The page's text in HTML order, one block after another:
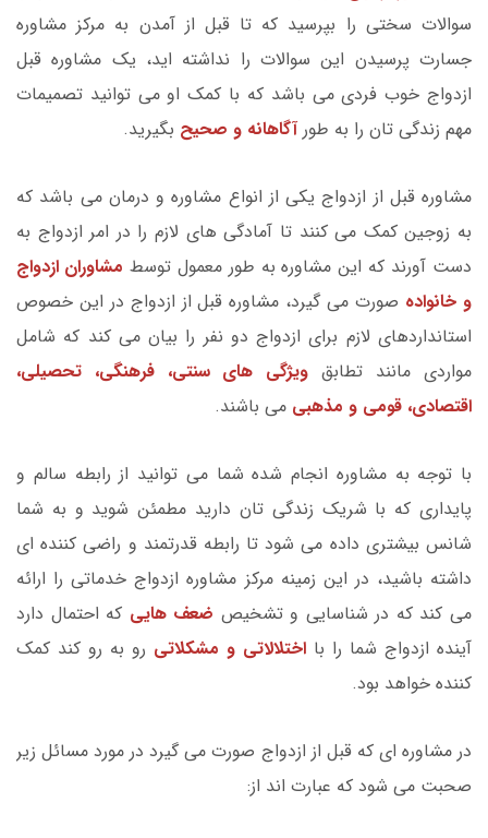
سوالات سختی را بپرسید که تا قبل از آمدن به مرکز مشاوره
جسارت پرسیدن این سوالات را نداشته اید، یک مشاوره قبل
ازدواج خوب فردی می باشد که با کمک او می توانید تصمیمات
مهم زندگی تان را به طور آگاهانه و صحیح بگیرید.
مشاوره قبل از ازدواج یکی از انواع مشاوره و درمان می باشد که
به زوجین کمک می کنند تا آمادگی های لازم را در امر ازدواج به
دست آورند که این مشاوره به طور معمول توسط مشاوران ازدواج
و خانواده صورت می گیرد، مشاوره قبل از ازدواج در این خصوص
استانداردهای لازم برای ازدواج دو نفر را بیان می کند که شامل
مواردی مانند تطابق ویژگی های سنتی، فرهنگی، تحصیلی،
اقتصادی، قومی و مذهبی می باشند.
با توجه به مشاوره انجام شده شما می توانید از رابطه سالم و
پایداری که با شریک زندگی تان دارید مطمئن شوید و به شما
شانس بیشتری داده می شود تا رابطه قدرتمند و راضی کننده ای
داشته باشید، در این زمینه مرکز مشاوره ازدواج خدماتی را ارائه
می کند که در شناسایی و تشخیص ضعف هایی که احتمال دارد
آینده ازدواج شما را با اختلالاتی و مشکلاتی رو به رو کند کمک
کننده خواهد بود.
در مشاوره ای که قبل از ازدواج صورت می گیرد در مورد مسائل زیر
صحبت می شود که عبارت اند از: